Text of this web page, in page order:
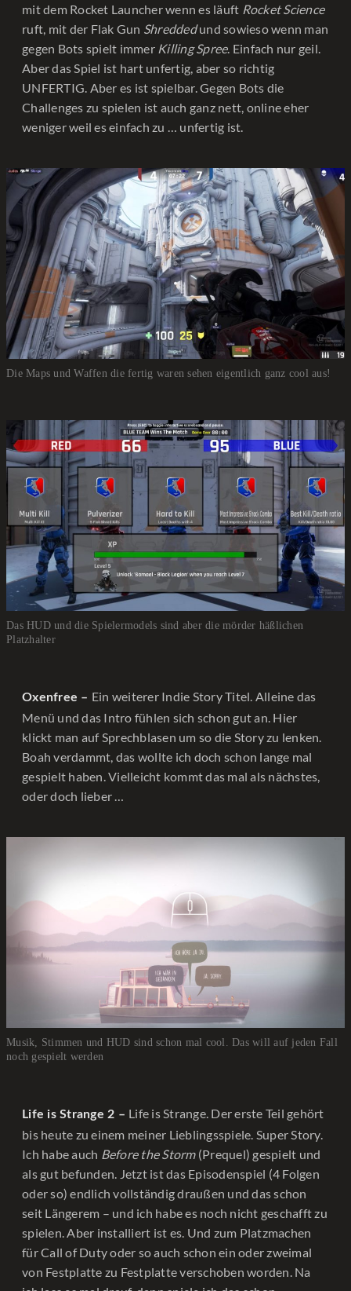
mit dem Rocket Launcher wenn es läuft Rocket Science
ruft, mit der Flak Gun Shreddedund sowieso wenn man
gegen Bots spielt immer Killing Spree. Einfach nur geil.
Aber das Spiel ist hart unfertig, aber so richtig
UNFERTIG. Aber es ist spielbar. Gegen Bots die
Challenges zu spielen ist auch ganz nett, online eher
weniger weil es einfach zu … unfertig ist.
Die Maps und Waffen die fertig waren sehen eigentlich ganz cool aus!
Das HUD und die Spielermodels sind aber die mörder häßlichen
Platzhalter
Oxenfree – Ein weiterer Indie Story Titel. Alleine das
Menü und das Intro fühlen sich schon gut an. Hier
klickt man auf Sprechblasen um so die Story zu lenken.
Boah verdammt, das wollte ich doch schon lange mal
gespielt haben. Vielleicht kommt das mal als nächstes,
oder doch lieber …
Musik, Stimmen und HUD sind schon mal cool. Das will auf jeden Fall
noch gespielt werden
Life is Strange 2 – Life is Strange. Der erste Teil gehört
bis heute zu einem meiner Lieblingsspiele. Super Story.
Ich habe auch Before the Storm(Prequel) gespielt und
als gut befunden. Jetzt ist das Episodenspiel (4 Folgen
oder so) endlich vollständig draußen und das schon
seit Längerem – und ich habe es noch nicht geschafft zu
spielen. Aber installiert ist es. Und zum Platzmachen
für Call of Duty oder so auch schon ein oder zweimal
von Festplatte zu Festplatte verschoben worden. Na